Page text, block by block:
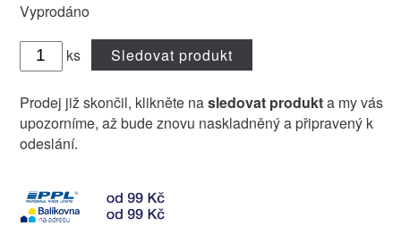
Vyprodáno
ks Sledovat produkt
Prodej již skončil, klikněte nasledovat produkta my vás
upozorníme, až bude znovu naskladněný a připravený k
odeslání.